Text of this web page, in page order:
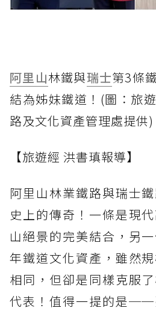
阿里山林鐵與瑞士第3條
結為姊妹鐵道！(圖：旅
路及文化資產管理處提供)
【旅遊經 洪書瑱報導】
阿里山林業鐵路與瑞士
史上的傳奇！一條是現
山絕景的完美結合，另
年鐵道文化資產，雖然
相同，但卻是同樣克服
代表！值得一提的是──